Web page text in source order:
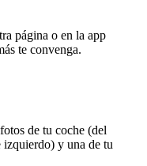
página o en la app
te convenga.
de tu coche (del
izquierdo) y una de tu